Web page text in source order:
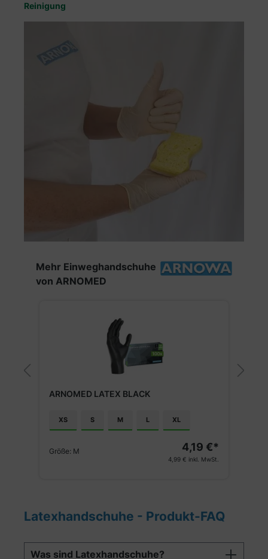
Reinigung
Produktgalerie überspringen
Mehr Einweghandschuhe
von ARNOMED
BLACK
Größe: M
Latexhandschuhe - Produkt-FAQ
Was sind Latexhandschuhe?